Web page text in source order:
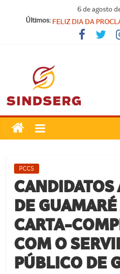
6 de agosto
Últimos: SINDICATO FORTE,
FELIZ DIA DA
Parabéns,
Carteira Nacional do
SindSerg
Guamaré
Sindicato
dos
Servidores
Públicos
Municipais
de
Guamaré
SINDSERG
PCCS
CANDIDATOS
DE
CARTA-
COM O
PÚBLICO DE